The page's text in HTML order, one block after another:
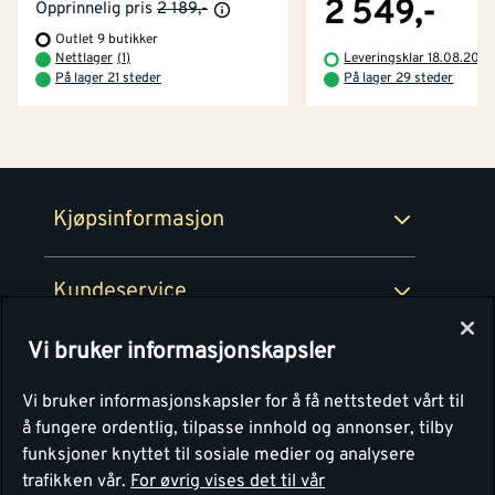
Opprinnelig pris 2 189,-
Outlet 9 butikker
Nettlager (1)
På lager 21 steder
2 549,-
Leveringsklar 18.08.2026
På lager 29 steder
Kjøpsinformasjon
Betaling
Retur- og angrerettsskjema
Kundeservice
Montér Klubb
Montér
Prismatch
Personvern
Vi bruker informasjonskapsler
Vi bruker informasjonskapsler for å få nettstedet vårt til
å fungere ordentlig, tilpasse innhold og annonser, tilby
funksjoner knyttet til sosiale medier og analysere
trafikken vår. For øvrig vises det til vår